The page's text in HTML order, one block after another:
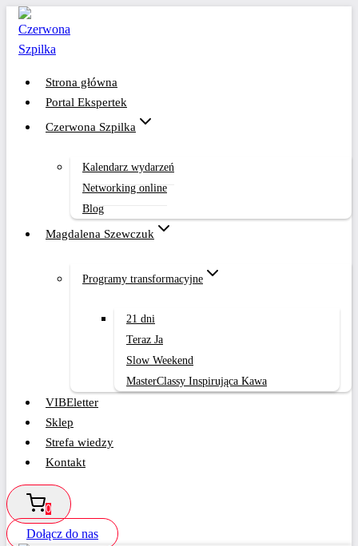
Przejdź
treści
Strona główna
Portal Ekspertek
Czerwona Szpilka
Kalendarz wydarzeń
Networking online
Blog
Magdalena Szewczuk
Programy transformacyjne
21 dni
Teraz Ja
Slow Weekend
MasterClassy Inspirująca Kawa
VIBEletter
Sklep
Strefa wiedzy
Kontakt
0
Dołącz do nas